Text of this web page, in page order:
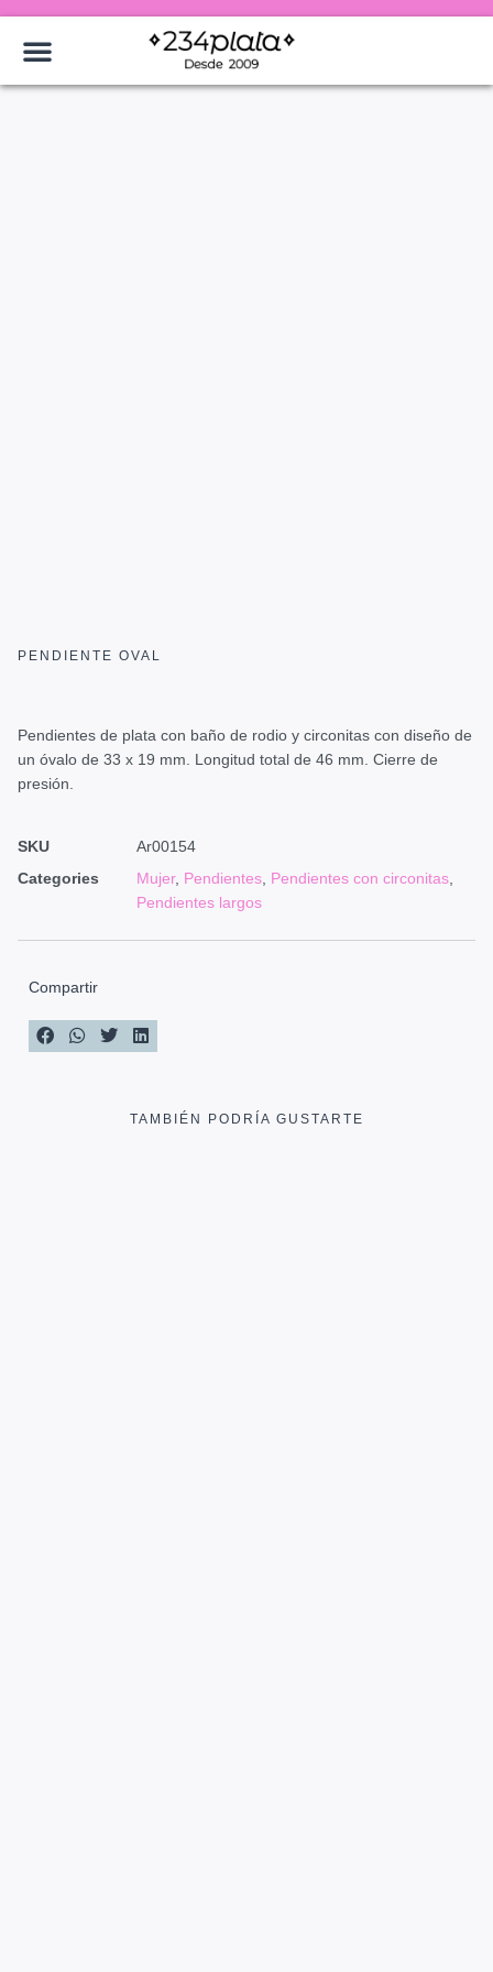
PENDIENTE OVAL
Pendientes de plata con baño de rodio y circonitas con diseño de
un óvalo de 33 x 19 mm. Longitud total de 46 mm. Cierre de
presión.
SKU
Ar00154
Categories
Mujer, Pendientes Pendientes con circonitas
Pendientes largos
Compartir
TAMBIÉN PODRÍA GUSTARTE